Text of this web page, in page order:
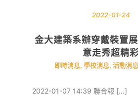
2022-01-24
金大建築系辦穿戴裝置
意走秀超精
即時消息, 學校消息, 活動消息
2022-01-07 14:39 聯合報 […]